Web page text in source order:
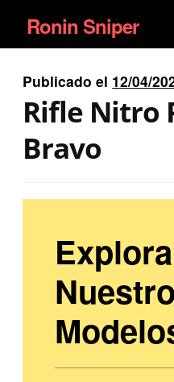
Ir
a
la
navegación
Ir
al
contenido
Ronin Sniper
EQUIPAMIENTO ÉLITE
Publicado el 12/04/
Rifle Nitro
Bravo
Explora